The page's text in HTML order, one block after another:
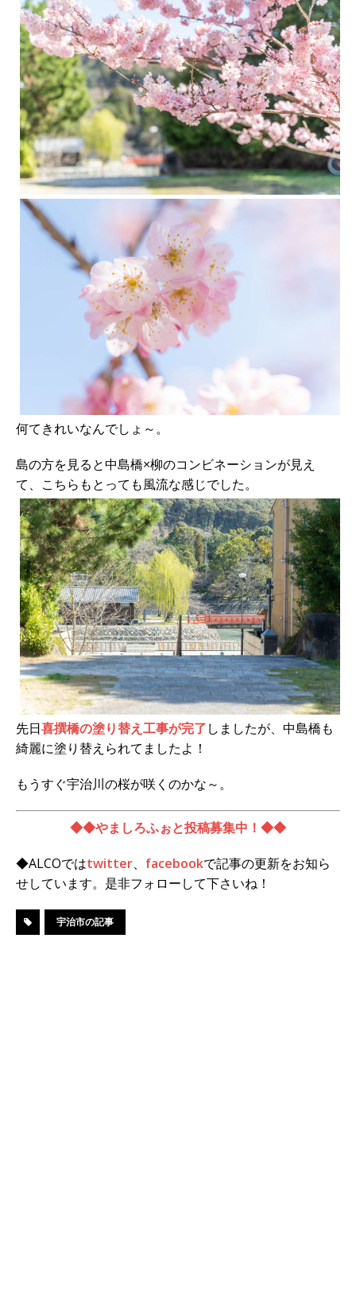
何てきれいなんでしょ～。
島の方を見ると中島橋×柳のコンビネーションが見え
て、こちらもとっても風流な感じでした。
先日喜撰橋の塗り替え工事が完了しましたが、中島橋も
綺麗に塗り替えられてましたよ！
もうすぐ宇治川の桜が咲くのかな～。
◆◆やましろふぉと投稿募集中！◆◆
◆ALCOではtwitter、 facebookで記事の更新をお知ら
せしています。是非フォローして下さいね！
宇治市の記事